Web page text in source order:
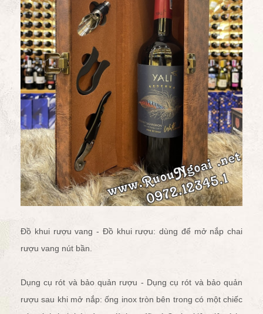
Đồ khui rượu vang - Đồ khui rượu: dùng để mở nắp chai
rượu vang nút bần.
Dụng cụ rót và bảo quản rượu - Dụng cụ rót và bảo quản
rượu sau khi mở nắp: ống inox tròn bên trong có một chiếc